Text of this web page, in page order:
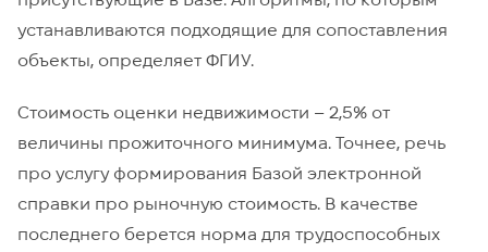
устанавливаются подходящие для сопоставления
объекты, определяет ФГИУ.
Стоимость оценки недвижимости – 2,5% от
величины прожиточного минимума. Точнее, речь
про услугу формирования Базой электронной
справки про рыночную стоимость. В качестве
последнего берется норма для трудоспособных